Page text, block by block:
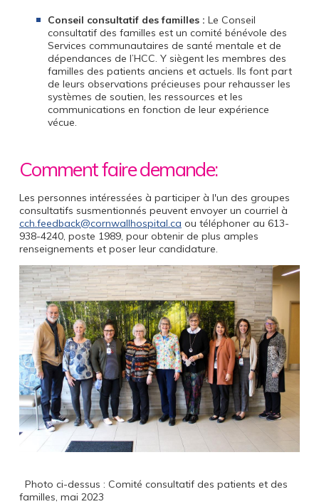
Conseil consultatif des familles : Le Conseil
consultatif des familles est un comité bénévole des
Services communautaires de santé mentale et de
dépendances de l’HCC. Y siègent les membres des
familles des patients anciens et actuels. Ils font part
de leurs observations précieuses pour rehausser les
systèmes de soutien, les ressources et les
communications en fonction de leur expérience
vécue.
Comment faire demande:
Les personnes intéressées à participer à l'un des groupes
consultatifs susmentionnés peuvent envoyer un courriel à
cch.feedback@cornwallhospital.ca ou téléphoner au 613-
938-4240, poste 1989, pour obtenir de plus amples
renseignements et poser leur candidature.
Photo ci-dessus : Comité consultatif des patients et des
familles, mai 2023